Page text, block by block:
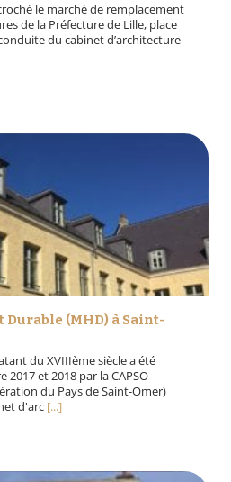
le marché de remplacement
de la Préfecture de Lille, place
du cabinet d’architecture
Durable (MHD) à Saint-
du XVIIIème siècle a été
et 2018 par la CAPSO
du Pays de Saint-Omer)
d'arc [...]